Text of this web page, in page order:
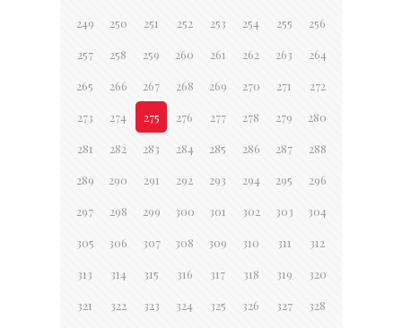
249 250 251 252 253 254 255 256
257 258 259 260 261 262 263 264
265 266 267 268 269 270 271 272
273 274 275 276 277 278 279 280
281 282 283 284 285 286 287 288
289 290 291 292 293 294 295 296
297 298 299 300 301 302 303 304
305 306 307 308 309 310 311 312
313 314 315 316 317 318 319 320
321 322 323 324 325 326 327 328